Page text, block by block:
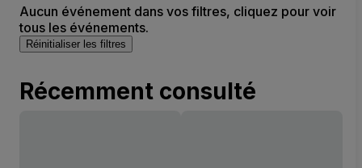
Aucun événement dans vos filtres, cliquez pour voir
tous les événements.
Réinitialiser les filtres
Récemment consulté